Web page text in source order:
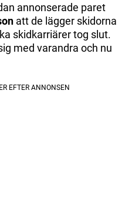
annonserade paret
att de lägger skidorna
skidkarriärer tog slut.
med varandra och nu